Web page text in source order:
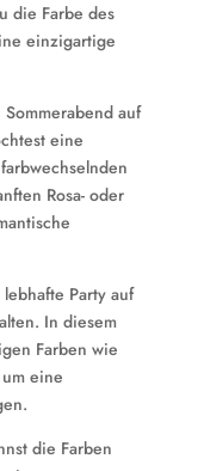
die Farbe des
einzigartige
auf
eine
Rosa- oder
Party auf
In diesem
Farben wie
eine
die Farben